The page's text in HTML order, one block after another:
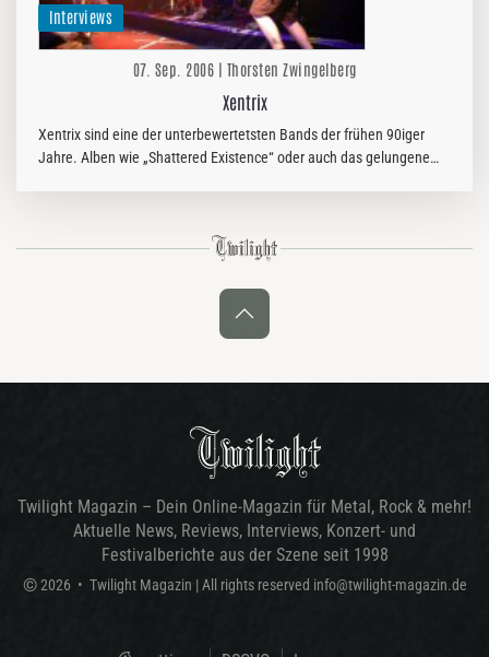
Interviews
07. Sep. 2006 | Thorsten Zwingelberg
Xentrix
Xentrix sind eine der unterbewertetsten Bands der frühen 90iger
Jahre. Alben wie „Shattered Existence“ oder auch das gelungene
Twilight Magazin – Dein Online-Magazin für Metal, Rock & mehr!
Aktuelle News, Reviews, Interviews, Konzert- und
Festivalberichte aus der Szene seit 1998
© 2026 • Twilight Magazin | All rights reserved info@twilight-magazin.de